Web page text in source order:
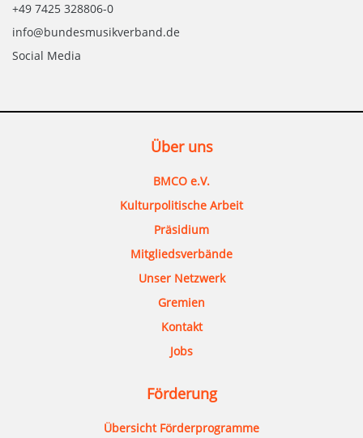
+49 7425 328806-0
info@bundesmusikverband.de
Social Media
Über uns
BMCO e.V.
Kulturpolitische Arbeit
Präsidium
Mitgliedsverbände
Unser Netzwerk
Gremien
Kontakt
Jobs
Förderung
Übersicht Förderprogramme